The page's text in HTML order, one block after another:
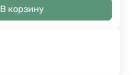
В корзину